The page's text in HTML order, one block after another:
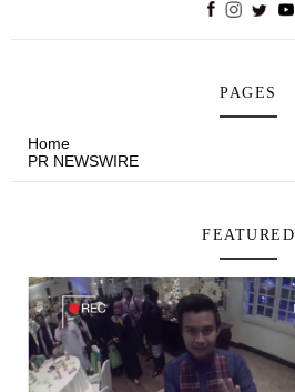
PAGES
Home
PR NEWSWIRE
FEATURED